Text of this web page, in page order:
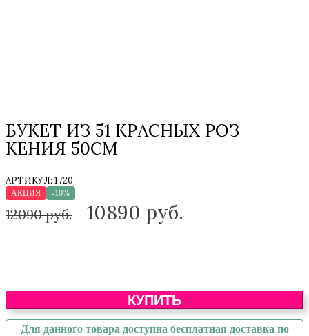
БУКЕТ ИЗ 51 КРАСНЫХ РОЗ
КЕНИЯ 50СМ
АРТИКУЛ: 1720
АКЦИЯ -10%
12090 руб. 10890 руб.
КУПИТЬ
Для данного товара доступна бесплатная доставка по